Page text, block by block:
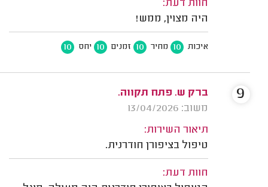
חוות דעת:
היה מצוין, ממש!
איכות 10 מחיר 10 זמנים 10 יחס 10
ברק ש. פתח תקווה.
משוב: 13/04/2026
תיאור השירות:
טיפול בציפורן חודרנית.
חוות דעת:
9